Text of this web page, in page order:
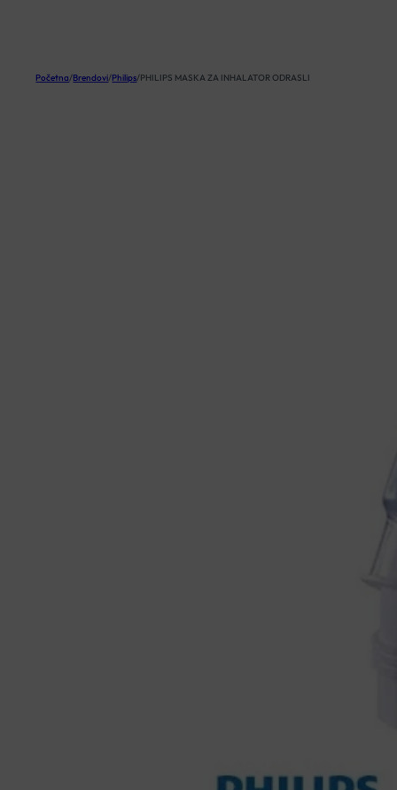
Početna/Brendovi/Philips/PHILIPS MASKA ZA INHALATOR ODRASLI